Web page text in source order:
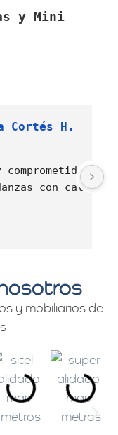
y Mini
H.
con
calidad
y mobiliarios de